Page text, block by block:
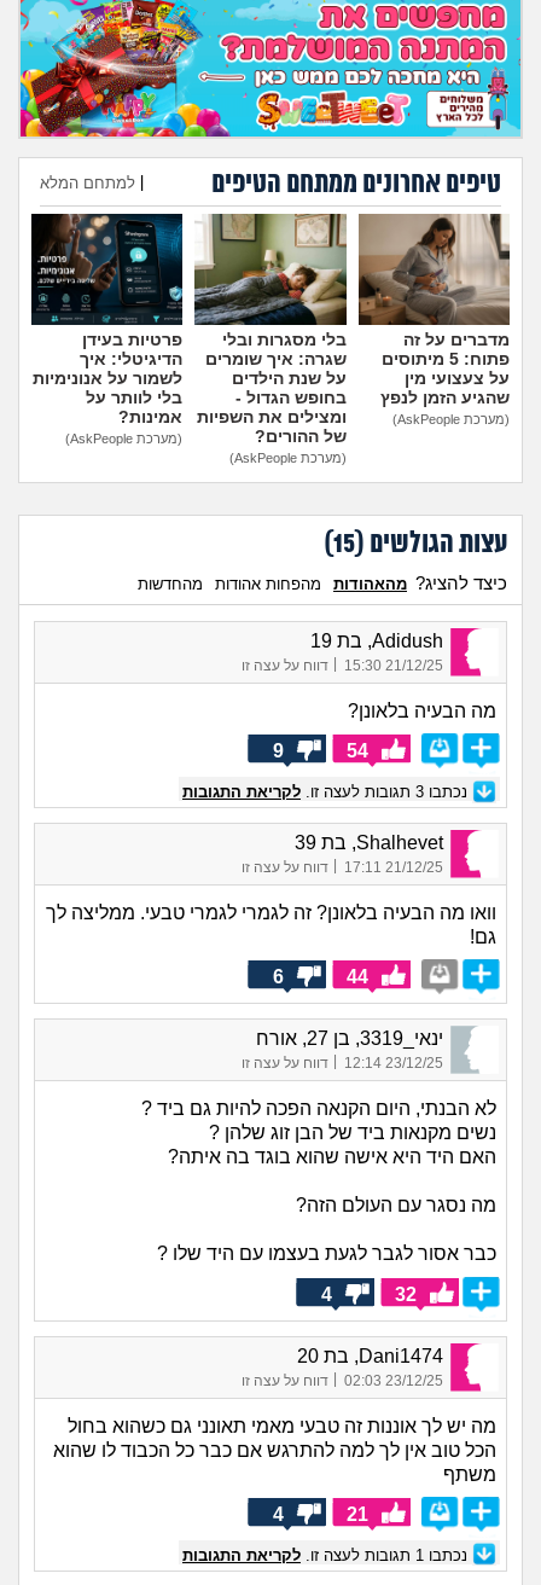
מה שעובר עליי
שומרים על הגוף
פיננסי וכלכלה
בין הסדינים
חיות מחמד
יוקר המחיה
גאווה
טיפים אחרונים ממתחם הטיפים למתחם המלא
הוספת טיפ
מדברים על זה
פתוח: 5 מיתוסים
על צעצועי מין
שהגיע הזמן לנפץ
(מערכת AskPeople)
בלי מסגרות ובלי
שגרה: איך שומרים
על שנת הילדים
בחופש הגדול -
ומצילים את השפיות
של ההורים?
(מערכת AskPeople)
פרטיות בעידן
הדיגיטלי: איך
לשמור על אנונימיות
בלי לוותר על
אמינות?
(מערכת AskPeople)
עצות הגולשים (15
)
כיצד להציג? מהאהודות מהפחות אהודות מהחדשות
Adidush, בת 19
21/12/25 15:30
| דווח על עצה זו
מה הבעיה בלאונן?
54
9
נכתבו 3 תגובות לעצה זו. לקריאת התגובות
Shalhevet, בת 39
21/12/25 17:11 דווח על עצה זו
וואו מה הבעיה בלאונן? זה לגמרי לגמרי טבעי. ממליצה לך
גם!
44
6
ינאי_3319, בן 27, אורח
23/12/25 12:14 דווח על עצה זו
לא הבנתי, היום הקנאה הפכה להיות גם ביד ?
נשים מקנאות ביד של הבן זוג שלהן ?
האם היד היא אישה שהוא בוגד בה איתה?
מה נסגר עם העולם הזה?
כבר אסור לגבר לגעת בעצמו עם היד שלו ?
32
4
Dani1474, בת 20
23/12/25 02:03
| דווח על עצה זו
מה יש לך אוננות זה טבעי מאמי תאונני גם כשהוא בחול
הכל טוב אין לך למה להתרגש אם כבר כל הכבוד לו שהוא
משתף
21
4
נכתבו 1 תגובות לעצה זו. לקריאת התגובות